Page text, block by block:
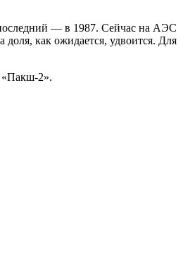
— в 1987. Сейчас на АЭС
как ожидается, удвоится. Для
«Пакш-2».